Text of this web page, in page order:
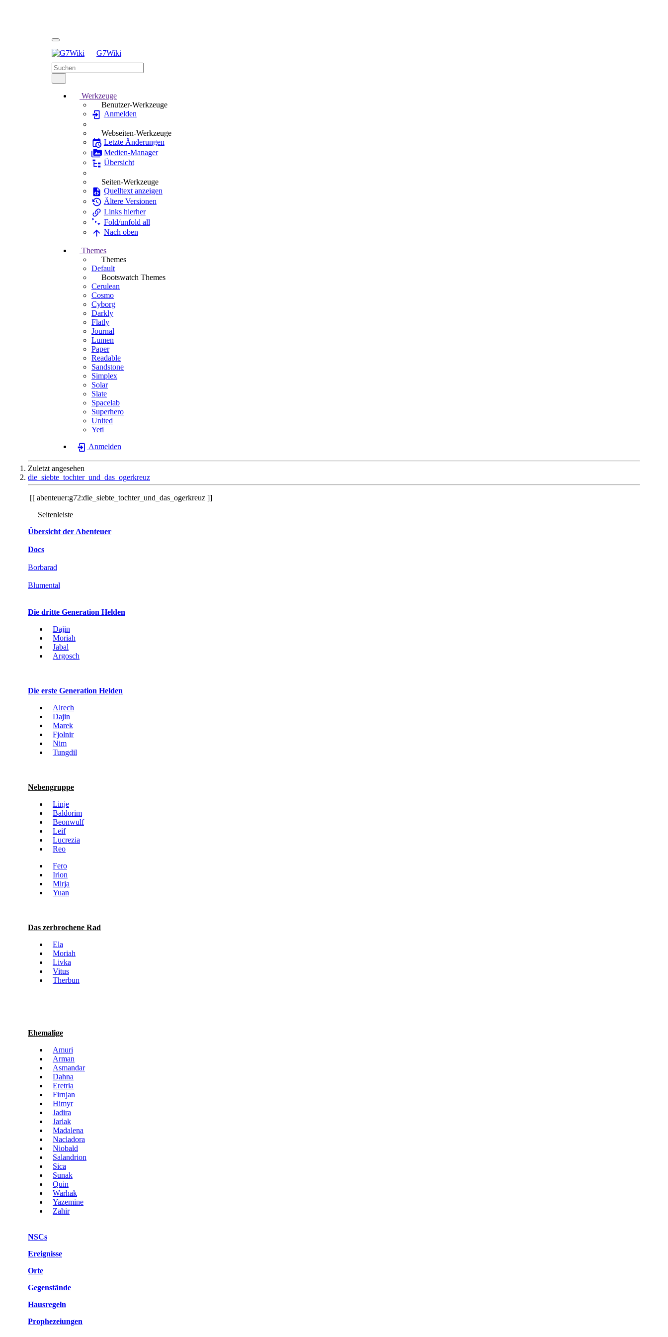
G7Wiki
Werkzeuge
Benutzer-Werkzeuge
Anmelden
Webseiten-Werkzeuge
Letzte Änderungen
Medien-Manager
Übersicht
Seiten-Werkzeuge
Quelltext anzeigen
Ältere Versionen
Links hierher
Fold/unfold all
Nach oben
Themes
Themes
Default
Bootswatch Themes
Cerulean
Cosmo
Cyborg
Darkly
Flatly
Journal
Lumen
Paper
Readable
Sandstone
Simplex
Solar
Slate
Spacelab
Superhero
United
Yeti
Anmelden
Zuletzt angesehen
die_siebte_tochter_und_das_ogerkreuz
abenteuer:g72:die_siebte_tochter_und_das_ogerkreuz
Seitenleiste
Übersicht der Abenteuer
Docs
Borbarad
Blumental
Die dritte Generation Helden
Dajin
Moriah
Jabal
Argosch
Die erste Generation Helden
Alrech
Dajin
Marek
Fjolnir
Nim
Tungdil
Nebengruppe
Linje
Baldorim
Beonwulf
Leif
Lucrezia
Reo
Fero
Irion
Mirja
Yuan
Das zerbrochene Rad
Ela
Moriah
Livka
Vitus
Therbun
Ehemalige
Amuri
Arman
Asmandar
Dahna
Eretria
Firnjan
Himyr
Jadira
Jarlak
Madalena
Nacladora
Niobald
Salandrion
Sica
Sunak
Quin
Warhak
Yazemine
Zahir
NSCs
Ereignisse
Orte
Gegenstände
Hausregeln
Prophezeiungen